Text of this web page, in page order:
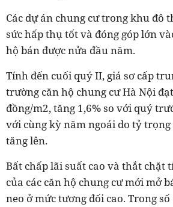
Các dự án chung cư trong khu đô
sức hấp thụ tốt và đóng góp lớn
hộ bán được nửa đầu năm.
Tính đến cuối quý II, giá sơ cấp
trường căn hộ chung cư Hà Nội
đồng/m2, tăng 1,6% so với quý
với cùng kỳ năm ngoái do tỷ trọng
tăng lên.
Bất chấp lãi suất cao và thắt chặt
của các căn hộ chung cư mới mở
neo ở mức tương đối cao. Trong số